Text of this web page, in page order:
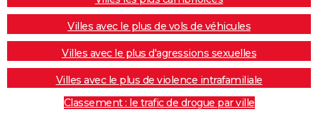
Villes avec le plus de vols de véhicules
Villes avec le plus d'agressions sexuelles
Villes avec le plus de violence intrafamiliale
Classement : le trafic de drogue par ville